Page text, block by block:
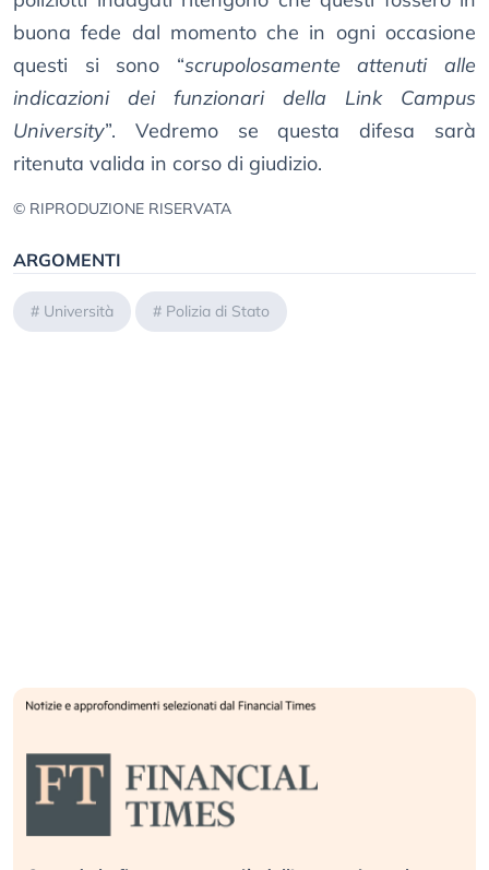
buona fede dal momento che in ogni occasione
questi si sono “scrupolosamente attenuti alle
indicazioni dei funzionari della Link Campus
University”. Vedremo se questa difesa sarà
ritenuta valida in corso di giudizio.
© RIPRODUZIONE RISERVATA
ARGOMENTI
# Università # Polizia di Stato